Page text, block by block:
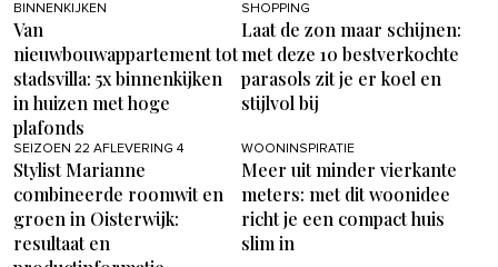
BINNENKIJKEN
Van
nieuwbouwappartement tot
stadsvilla: 5x binnenkijken
in huizen met hoge
plafonds
SHOPPING
Laat de zon maar schijnen:
met deze 10 bestverkochte
parasols zit je er koel en
stijlvol bij
SEIZOEN 22 AFLEVERING 4
Stylist Marianne
combineerde roomwit en
groen in Oisterwijk:
resultaat en
WOONINSPIRATIE
Meer uit minder vierkante
meters: met dit woonidee
richt je een compact huis
slim in